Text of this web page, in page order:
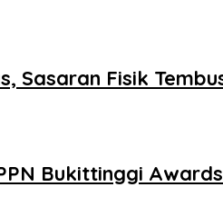
Sasaran Fisik
Bukittinggi